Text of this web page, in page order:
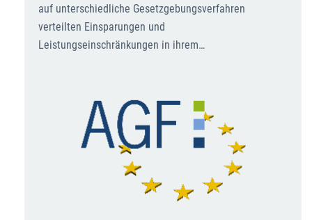
auf unterschiedliche Gesetzgebungsverfahren
verteilten Einsparungen und
Leistungseinschränkungen in ihrem…